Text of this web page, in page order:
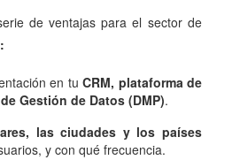
de ventajas para el sector de
en tuCRM, plataforma de
Gestión de Datos (DMP).
las ciudades y los países
y con qué frecuencia.